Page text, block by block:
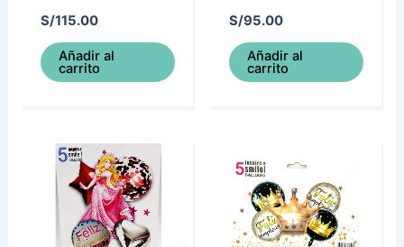
S/115.00
Añadir al
carrito
S/95.00
Añadir al
carrito